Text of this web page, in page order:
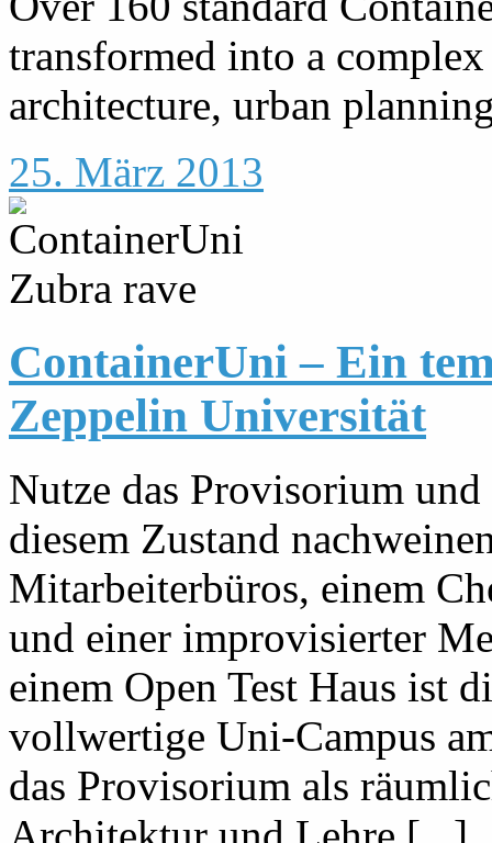
transformed into a
architecture, urban
25. März 2013
ContainerUni – Ein
Zeppelin Universität
Nutze das Provisorium und
diesem Zustand
Mitarbeiterbüros, einem
und einer improvisierter
einem Open Test Haus ist
vollwertige Uni-Campus
das Provisorium als